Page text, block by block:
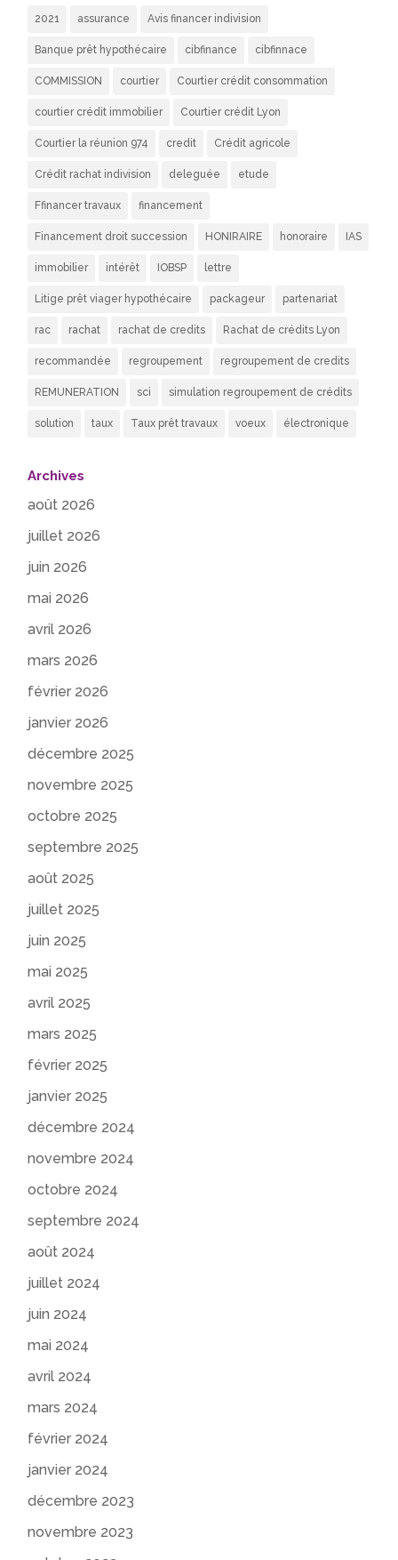
2021 assurance Avis financer indivision
Banque prêt hypothécaire cibfinance cibfinnace
COMMISSION courtier Courtier crédit consommation
courtier crédit immobilier Courtier crédit Lyon
Courtier la réunion 974 credit Crédit agricole
Crédit rachat indivision deleguée etude
Ffinancer travaux financement
Financement droit succession HONIRAIRE honoraire IAS
immobilier intérêt IOBSP lettre
Litige prêt viager hypothécaire packageur partenariat
rac rachat rachat de credits Rachat de crédits Lyon
recommandée regroupement regroupement de credits
REMUNERATION sci simulation regroupement de crédits
solution taux Taux prêt travaux voeux électronique
Archives
août 2026
juillet 2026
juin 2026
mai 2026
avril 2026
mars 2026
février 2026
janvier 2026
décembre 2025
novembre 2025
octobre 2025
septembre 2025
août 2025
juillet 2025
juin 2025
mai 2025
avril 2025
mars 2025
février 2025
janvier 2025
décembre 2024
novembre 2024
octobre 2024
septembre 2024
août 2024
juillet 2024
juin 2024
mai 2024
avril 2024
mars 2024
février 2024
janvier 2024
décembre 2023
novembre 2023